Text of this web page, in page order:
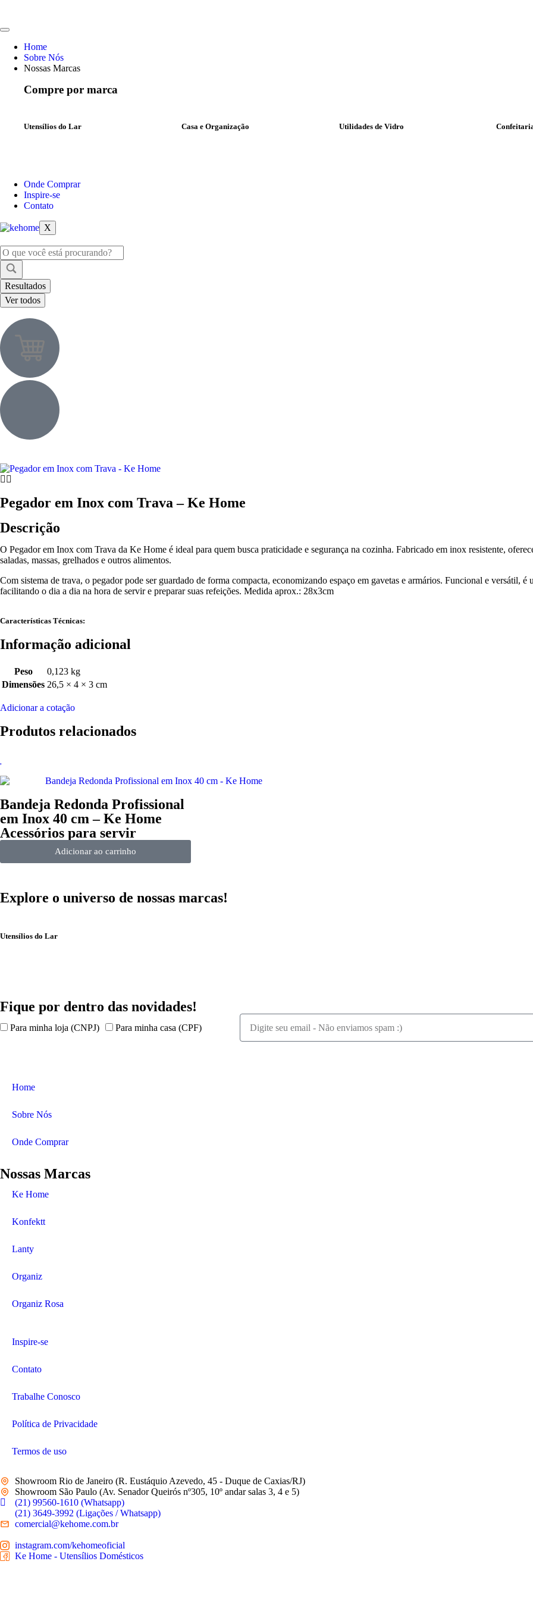
Home
Sobre Nós
Nossas Marcas
Compre por marca
Utensílios do Lar Casa e Organização Utilidades de Vidro
Onde Comprar
Inspire-se
Contato
X
Resultados
Ver todos
Pegador em Inox com Trava – Ke Home
Descrição
O Pegador em Inox com Trava da Ke Home é ideal para quem busca praticidade e segurança na cozinha. Fabricado em inox resistente,
saladas, massas, grelhados e outros alimentos.
Com sistema de trava, o pegador pode ser guardado de forma compacta, economizando espaço em gavetas e armários. Funcional e versátil,
facilitando o dia a dia na hora de servir e preparar suas refeições. Medida aprox.: 28x3cm
Características Técnicas:
Informação adicional
Peso
0,123 kg
Dimensões 26,5 × 4 × 3 cm
Adicionar a cotação
Produtos relacionados
Bandeja Redonda Profissional
em Inox 40 cm – Ke Home
Acessórios para servir
Adicionar ao carrinho
Explore o universo de nossas marcas!
Utensílios do Lar
Fique por dentro das novidades!
Para minha loja (CNPJ) Para minha casa (CPF)
Home
Sobre Nós
Onde Comprar
Nossas Marcas
Ke Home
Konfektt
Lanty
Organiz
Organiz Rosa
Inspire-se
Contato
Trabalhe Conosco
Política de Privacidade
Termos de uso
Showroom Rio de Janeiro (R. Eustáquio Azevedo, 45 - Duque de Caxias/RJ)
Showroom São Paulo (Av. Senador Queirós nº305, 10º andar salas 3, 4 e 5)
(21) 99560-1610 (Whatsapp)
(21) 3649-3992 (Ligações / Whatsapp)
comercial@kehome.com.br
instagram.com/kehomeoficial
Ke Home - Utensílios Domésticos